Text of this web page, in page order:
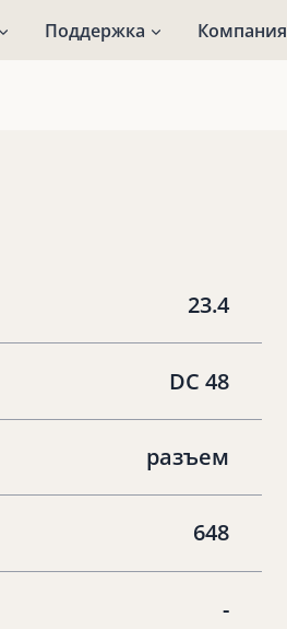
Поддержка Компания
23.4
DC 48
разъем
648
-